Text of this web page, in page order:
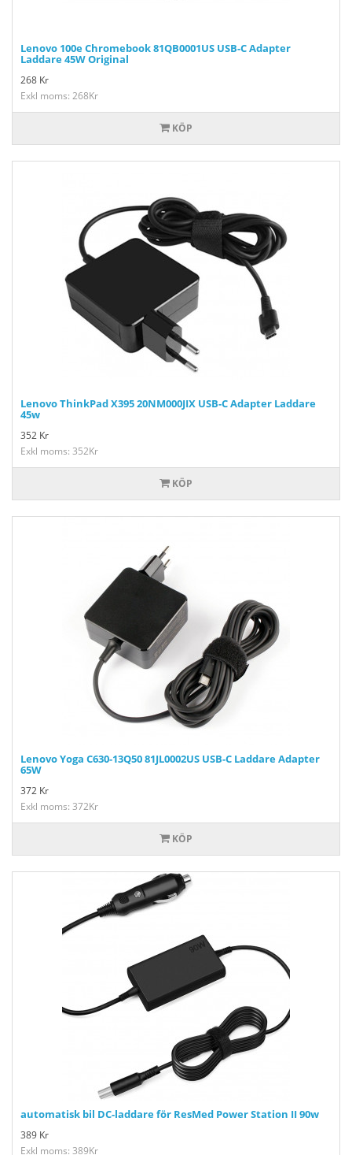
Lenovo 100e Chromebook 81QB0001US USB-C Adapter
Laddare 45W Original
268 Kr
Exkl moms: 268Kr
KÖP
Lenovo ThinkPad X395 20NM000JIX USB-C Adapter Laddare
45w
352 Kr
Exkl moms: 352Kr
KÖP
Lenovo Yoga C630-13Q50 81JL0002US USB-C Laddare Adapter
65W
372 Kr
Exkl moms: 372Kr
KÖP
automatisk bil DC-laddare för ResMed Power Station II 90w
389 Kr
Exkl moms: 389Kr